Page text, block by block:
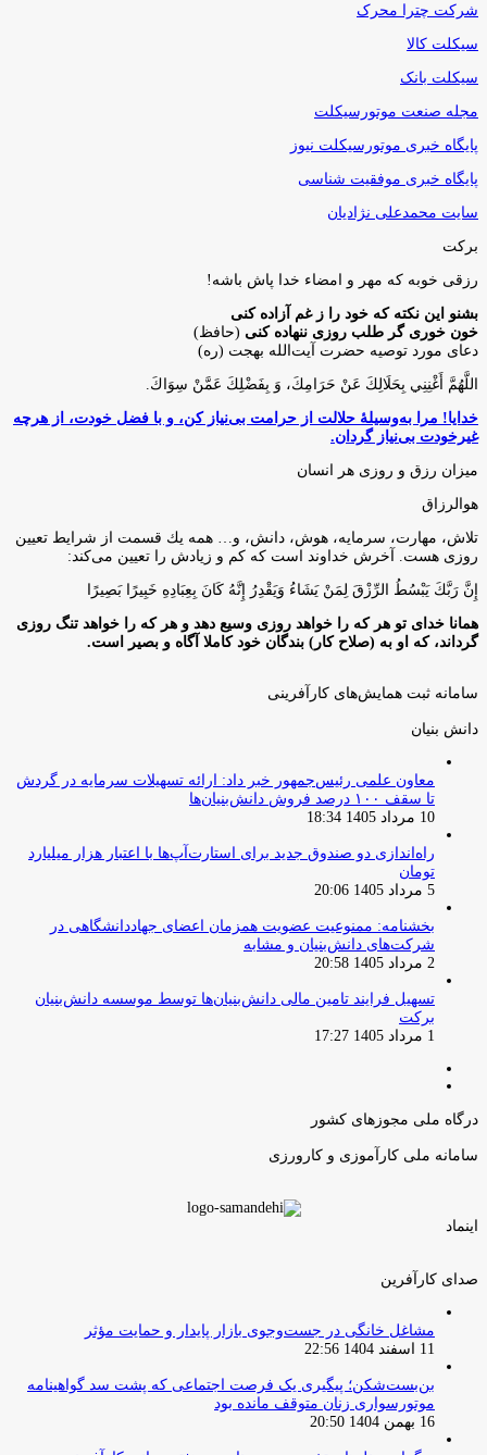
شرکت چترا محرک
سیکلت کالا
سیکلت بانک
مجله صنعت موتورسیکلت
پایگاه خبری موتورسیکلت نیوز
پایگاه خبری موفقیت شناسی
سایت محمدعلی نژادیان
برکت
رزقی خوبه كه مهر و امضاء خدا پاش باشه!
بشنو این نکته که خود را ز غم آزاده کنی
خون خوری گر طلب روزی ننهاده کنی (حافظ)
دعای مورد توصیه حضرت آیت‌الله بهجت (ره)
اللَّهُمَّ أَغْنِنِي بِحَلَالِكَ عَنْ حَرَامِكَ، وَ بِفَضْلِكَ عَمَّنْ سِوَاكَ‏.
خدایا! مرا به‌وسیلۀ حلالت از حرامت بی‌نیاز کن، و با فضل خودت، از هرچه
غیرخودت بی‌نیاز گردان.
میزان رزق و روزی هر انسان
هوالرزاق
تلاش، مهارت، سرمايه، هوش، دانش، و… همه يك قسمت از شرايط تعيين
روزى هست. آخرش خداوند است كه كم و زيادش را تعيين مى‌كند:
إِنَّ رَبَّكَ يَبْسُطُ الرِّزْقَ لِمَنْ يَشَاءُ وَيَقْدِرُ إِنَّهُ كَانَ بِعِبَادِهِ خَبِيرًا بَصِيرًا
همانا خدای تو هر که را خواهد روزی وسیع دهد و هر که را خواهد تنگ روزی
گرداند، که او به (صلاح کار) بندگان خود کاملا آگاه و بصیر است.
سامانه ثبت همایش‌های کارآفرینی
دانش‌ بنیان‌
معاون علمی رئیس‌جمهور خبر داد: ارائه تسهیلات سرمایه در گردش
تا سقف ۱۰۰ درصد فروش دانش‌بنیان‌ها
10 مرداد 1405 18:34
راه‌اندازی دو صندوق جدید برای استارت‌آپ‌ها با اعتبار هزار میلیارد
تومان
5 مرداد 1405 20:06
بخشنامه: ممنوعیت عضویت همزمان اعضای جهاددانشگاهی در
شرکت‌های دانش‌بنیان و مشابه
2 مرداد 1405 20:58
تسهیل فرایند تامین مالی دانش‌بنیان‌ها توسط موسسه دانش‌بنیان
برکت
1 مرداد 1405 17:27
درگاه ملی مجوزهای کشور
سامانه ملی کارآموزی و کارورزی
اینماد
صدای کارآفرین
مشاغل خانگی در جست‌وجوی بازار پایدار و حمایت مؤثر
11 اسفند 1404 22:56
بن‌بست‌شکن؛ پیگیری یک فرصت اجتماعی که پشت سد گواهینامه
موتورسواری زنان متوقف مانده بود
16 بهمن 1404 20:50